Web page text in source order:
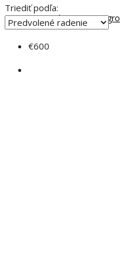
Apartmány Montenegro
Triediť podľa:
€600